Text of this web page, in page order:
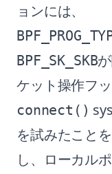
ョンには、
BPF_SK_SKB
ケット操作フ
connect()
を試みたこと
し、ローカル